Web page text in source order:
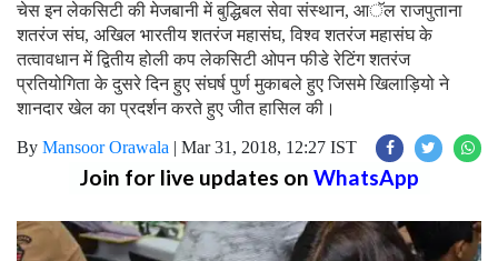
चेस इन लेकसिटी की मेजबानी में बुद्धिबल सेवा संस्थान, आॅल राजपुताना
शतरंज संघ, अखिल भारतीय शतरंज महासंघ, विश्व शतरंज महासंघ के
तत्वावधान में द्वितीय होली कप लेकसिटी ओपन फीडे रेटिंग शतरंज
प्रतियोगिता के दुसरे दिन हुए संघर्ष पुर्ण मुकाबले हुए जिसमे खिलाड़ियो ने
शानदार खेल का प्रदर्शन करते हुए जीत हासिल की।
By Mansoor Orawala | Mar 31, 2018, 12:27 IST
Join for live updates on WhatsApp